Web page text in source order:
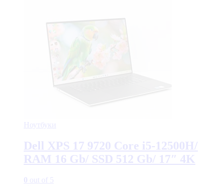
Ноутбуки
Dell XPS 17 9720 Core i5-12500H/
RAM 16 Gb/ SSD 512 Gb/ 17″ 4K
0 out of 5